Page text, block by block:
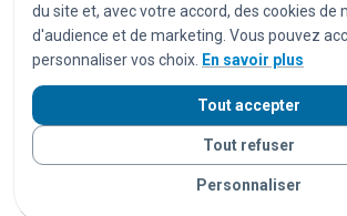
montres connectées bijoux
cartes d'identité passeports permis
cartes bancaires cartes de transport
chaussures parapluies doudous
appareils photo instruments de musique
du site et, avec votre accord, des cookies de
d'audience et de marketing. Vous pouvez
personnaliser vos choix. En savoir plus
Tout accepter
Tout refuser
Personnaliser